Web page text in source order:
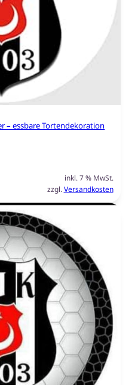
– essbare Tortendekoration
inkl. 7 % MwSt.
zzgl.Versandkosten